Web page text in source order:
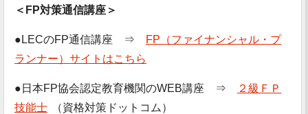
＜FP対策通信講座＞
●LECのFP通信講座 ⇒
FP（ファイナンシャル・プ
ランナー）サイトはこちら
●日本FP協会認定教育機関のWEB講座 ⇒
２級ＦＰ
技能士
（資格対策ドットコム）